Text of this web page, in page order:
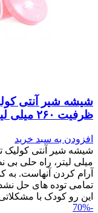
شیشه شیر آنتی
ظرفیت ۲۶۰ میلی لیتر
افزودن به سبد خرید
میلی لیتر، راه حلی
آرام کردن آنهاست.
تمامی توده های حل
این رو کودک با
-70%